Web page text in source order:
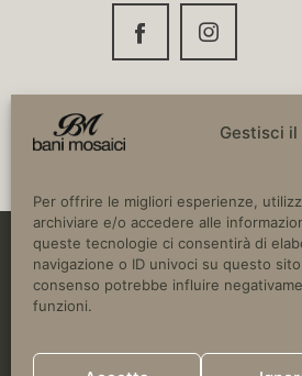
Gestisci
Per offrire le migliori esperienze,
archiviare e/o accedere alle
queste tecnologie ci consentirà di
navigazione o ID univoci su questo
consenso potrebbe influire
funzioni.
Copyright © 2024